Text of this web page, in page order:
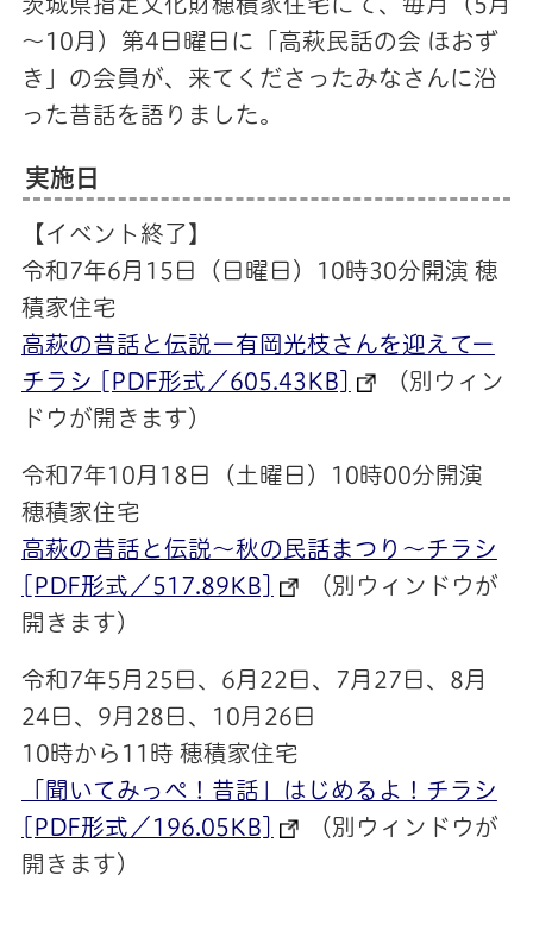
～10月）第4日曜日に「高萩民話の会 ほおず
き」の会員が、来てくださったみなさんに沿
った昔話を語りました。
実施日
【イベント終了】
令和7年6月15日（日曜日）10時30分開演 穂
積家住宅
高萩の昔話と伝説ー有岡光枝さんを迎えてー
チラシ [PDF形式／605.43KB]
（別ウィン
ドウが開きます）
令和7年10月18日（土曜日）10時00分開演
穂積家住宅
高萩の昔話と伝説～秋の民話まつり～チラシ
[PDF形式／517.89KB]
（別ウィンドウが
開きます）
令和7年5月25日、6月22日、7月27日、8月
24日、9月28日、10月26日
10時から11時 穂積家住宅
「聞いてみっぺ！昔話」はじめるよ！チラシ
[PDF形式／196.05KB]
（別ウィンドウが
開きます）